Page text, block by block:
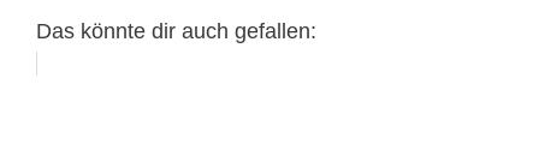
Das könnte dir auch gefallen: